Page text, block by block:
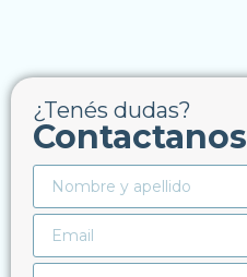
¿Tenés dudas?
Contactanos